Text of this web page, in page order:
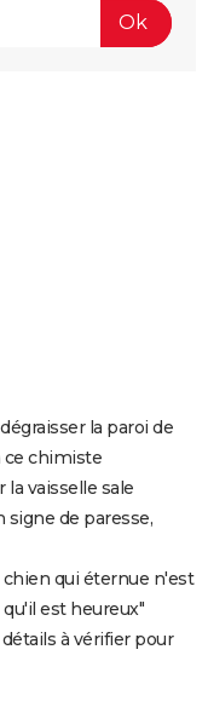
la paroi de
ce chimiste
la vaisselle sale
signe de paresse,
chien qui éternue n'est
est heureux"
à vérifier pour